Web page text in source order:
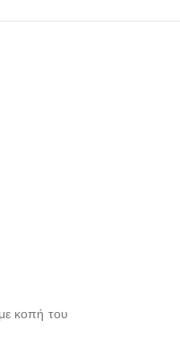
κοπή του